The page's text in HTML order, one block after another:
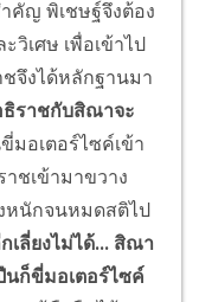
คัญ พิเชษฐ์จึงต้อง
วิเศษ เพื่อเข้าไป
จึงได้หลักฐานมา
ราชกับสิณาจะ
มอเตอร์ไซค์เข้า
ชเข้ามาขวาง
หนักจนหมดสติไป
ลี่ยงไม่ได้... สิณา
ก็ขี่มอเตอร์ไซค์